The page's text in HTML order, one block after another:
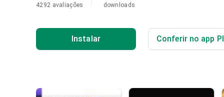
4292 avaliações
downloads
Instalar Conferir no app